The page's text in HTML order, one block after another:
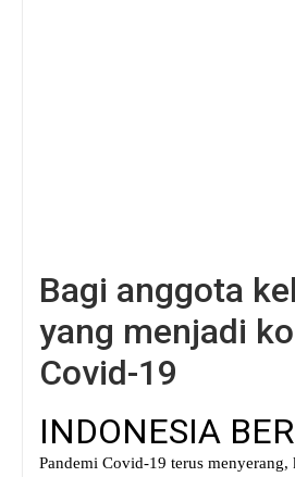
Bagi anggota
yang menjadi
Covid-19